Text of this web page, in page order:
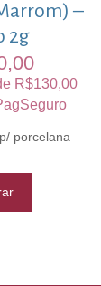
–
2g
R$130,00
porcelana